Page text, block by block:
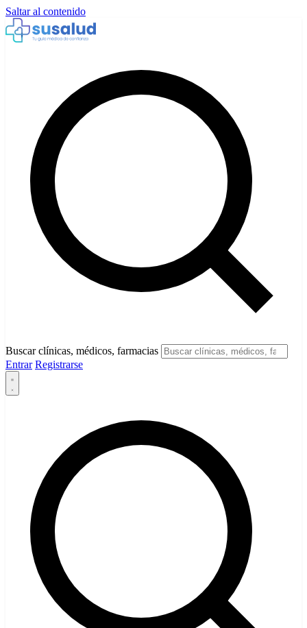
Saltar al contenido
Buscar clínicas, médicos, farmacias
Entrar Registrarse